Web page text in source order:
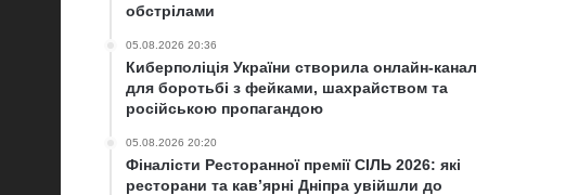
обстрілами
05.08.2026 20:36
Киберполіція України створила онлайн-канал
для боротьбі з фейками, шахрайством та
російською пропагандою
05.08.2026 20:20
Фіналісти Ресторанної премії СІЛЬ 2026: які
ресторани та кав’ярні Дніпра увійшли до